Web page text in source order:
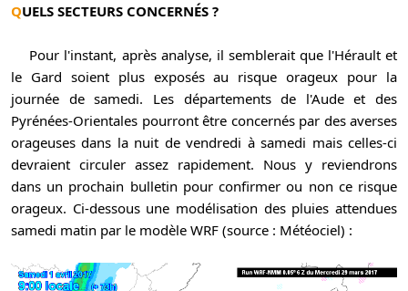
QUELS SECTEURS CONCERNÉS ?
Pour l'instant, après analyse, il semblerait que l'Hérault et
le Gard soient plus exposés au risque orageux pour la
journée de samedi. Les départements de l'Aude et des
Pyrénées-Orientales pourront être concernés par des averses
orageuses dans la nuit de vendredi à samedi mais celles-ci
devraient circuler assez rapidement. Nous y reviendrons
dans un prochain bulletin pour confirmer ou non ce risque
orageux. Ci-dessous une modélisation des pluies attendues
samedi matin par le modèle WRF (source : Météociel) :